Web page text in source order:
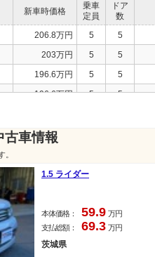
新車時価格
乗車
定員
ドア
数
206.8万円 5 5
203万円 5 5
196.6万円 5 5
196.6万円 5 5
189万円
189万円 5
188万円 5 5
178.5万円 5 5
161.7万円
古車情報
。
1.5 ライダー
本体価格： 59.9 万円
支払総額：
69.3 万円
茨城県